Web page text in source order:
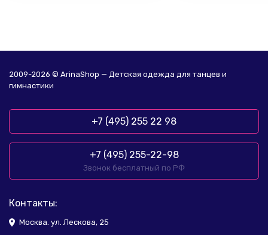
2009-2026 © ArinaShop — Детская одежда для танцев и
гимнастики
+7 (495) 255 22 98
+7 (495) 255-22-98
Звонок бесплатный по РФ
Контакты:
Москва. ул. Лескова, 25